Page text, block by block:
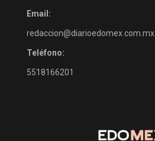
Email:
redaccion@diarioedomex.com.mx
Teléfono:
5518166201